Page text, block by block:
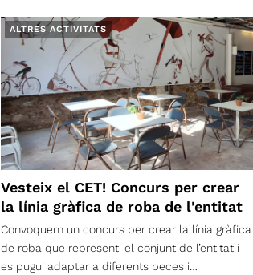
ALTRES ACTIVITATS
Vesteix el CET! Concurs per crear
la línia gràfica de roba de l'entitat
Convoquem un concurs per crear la línia gràfica
de roba que representi el conjunt de l’entitat i
es pugui adaptar a diferents peces i